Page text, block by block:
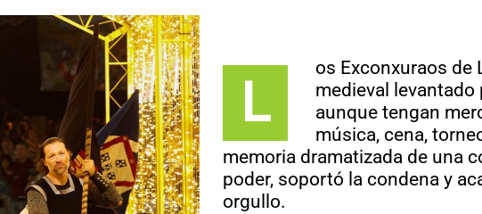
L
os Exconxuraos de
medieval
aunque tengan
música, cena,
memoria dramatizada de una
poder, soportó la condena y
orgullo.